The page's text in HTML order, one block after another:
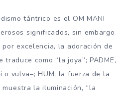
tántrico es el OM MANI
significados, sin embargo
excelencia, la adoración de
como “la joya”; PADME,
o vulva–; HUM, la fuerza de la
la iluminación, “la